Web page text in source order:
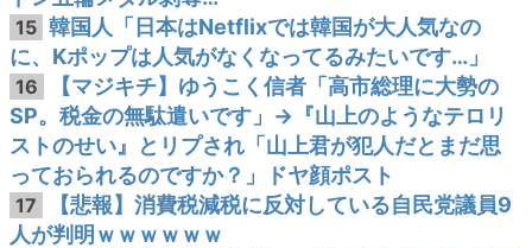
15 韓国人「日本はNetflixでは韓国が大人気なの
に、Kポップは人気がなくなってるみたいです…」
16
【マジキチ】ゆうこく信者「高市総理に大勢の
SP。税金の無駄遣いです」→『山上のようなテロリ
ストのせい』とリプされ「山上君が犯人だとまだ思
っておられるのですか？」ドヤ顔ポスト
17
【悲報】消費税減税に反対している自民党議員9
人が判明ｗｗｗｗｗｗ